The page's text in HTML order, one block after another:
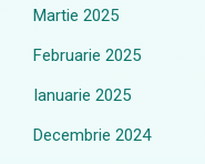
Martie 2025
Februarie 2025
Ianuarie 2025
Decembrie 2024